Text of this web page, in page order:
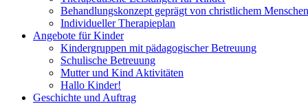
Behandlungskonzept geprägt von christlichem
Individueller Therapieplan
Angebote für Kinder
Kindergruppen mit pädagogischer Betreuung
Schulische Betreuung
Mutter und Kind Aktivitäten
Hallo Kinder!
Geschichte und Auftrag